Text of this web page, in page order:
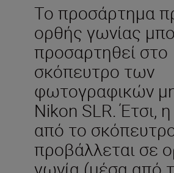
Το προσάρτημα
ορθής γωνίας
προσαρτηθεί στο
σκόπευτρο των
φωτογραφικών
Nikon SLR. Έτσι,
από το
προβάλλεται σε